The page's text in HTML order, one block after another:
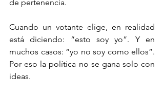
de pertenencia.
Cuando un votante elige, en realidad
está diciendo: “esto soy yo”. Y en
muchos casos: “yo no soy como ellos”.
Por eso la política no se gana solo con
ideas.